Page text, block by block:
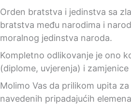
Orden bratstva i jedinstva sa
bratstva među narodima i
moralnog jedinstva naroda.
Kompletno odlikovanje je ono
(diplome, uvjerenja) i
Molimo Vas da prilikom upita
navedenih pripadajućih